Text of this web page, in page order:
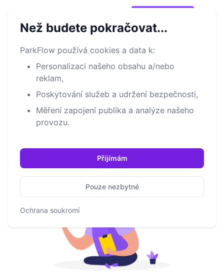
Příklad použití
Objevte, jak ParkFlow řeší výzvy parkování
prostřednictvím 5krokového procesu
Než budete pokračovat...
ParkFlow používá cookies a data k:
Personalizaci našeho obsahu a/nebo
reklam,
Poskytování služeb a udržení bezpečnosti,
Měření zapojení publika a analýze našeho
provozu.
Přijímám
Pouze nezbytné
Ochrana soukromí